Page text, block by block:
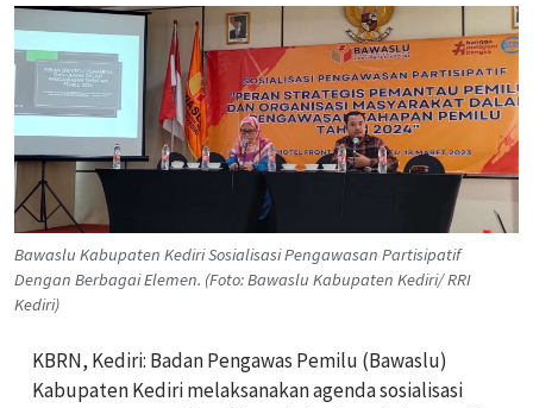
Bawaslu Kabupaten Kediri Sosialisasi Pengawasan Partisipatif
Dengan Berbagai Elemen. (Foto: Bawaslu Kabupaten Kediri/ RRI
Kediri)
KBRN, Kediri: Badan Pengawas Pemilu (Bawaslu)
Kabupaten Kediri melaksanakan agenda sosialisasi